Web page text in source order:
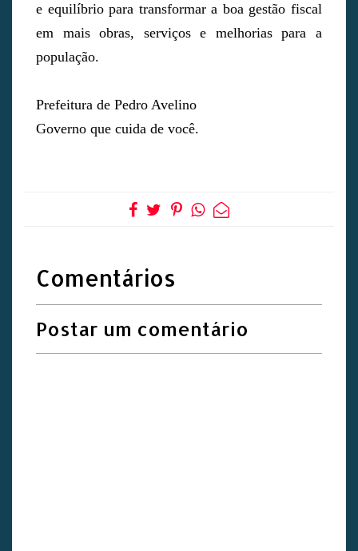
e equilíbrio para transformar a boa gestão fiscal
em mais obras, serviços e melhorias para a
população.
Prefeitura de Pedro Avelino
Governo que cuida de você.
Comentários
Postar um comentário